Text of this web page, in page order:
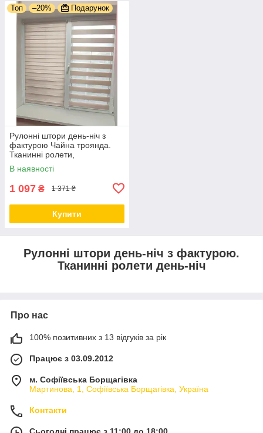
Топ –20% Подарунок
Рулонні штори день-ніч з
фактурою Чайна троянда.
Тканинні ролети,
В наявності
1 097 ₴ 1 371 ₴
Купити
Рулонні штори день-ніч з фактурою.
Тканинні ролети день-ніч
Про нас
100% позитивних з 13 відгуків за рік
Працює з 03.09.2012
м. Софіївська Борщагівка
Мартинова, 1, Софіївська Борщагівка, Україна
Контакти